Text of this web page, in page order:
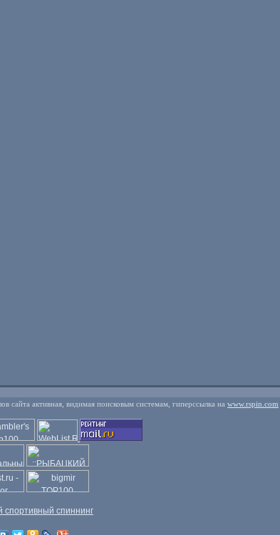
сайта активная, видимая поисковым системам, гиперссылка на www.rspin.com
спортивный спиннинг